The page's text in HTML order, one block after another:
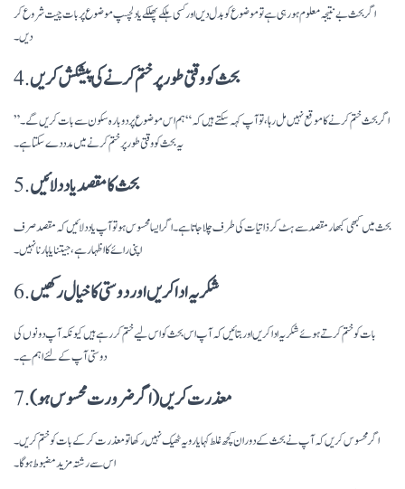
اگر بحث بے نتیجہ معلوم ہو رہی ہے تو موضوع کو بدل دیں اور کسی ہلکے پھلکے یا دلچسپ موضوع پر بات چیت شروع کر
دیں۔
4.بحث کو وقتی طور پر ختم کرنے کی پیشکش کریں
اگر بحث ختم کرنے کا موقع نہیں مل رہا، تو آپ کہہ سکتے ہیں کہ “ہم اس موضوع پر دوبارہ سکون سے بات کریں گے۔”
یہ بحث کو وقتی طور پر ختم کرنے میں مدد دے سکتا ہے۔
5.بحث کا مقصد یاد دلائیں
بحث میں کبھی کبھار مقصد سے ہٹ کر ذاتیات کی طرف چلا جاتا ہے۔ اگر ایسا محسوس ہو تو آپ یاد دلائیں کہ مقصد صرف
اپنی رائے کا اظہار ہے، جیتنا یا ہارنا نہیں۔
6.شکریہ ادا کریں اور دوستی کا خیال رکھیں
بات کو ختم کرتے ہوئے شکریہ ادا کریں اور بتائیں کہ آپ اس بحث کو اس لیے ختم کر رہے ہیں کیونکہ آپ دونوں کی
دوستی آپ کے لئے اہم ہے۔
7.معذرت کریں (اگر ضرورت محسوس ہو)
اگر محسوس کریں کہ آپ نے بحث کے دوران کچھ غلط کہا یا رویہ ٹھیک نہیں رکھا تو معذرت کر کے بات کو ختم کریں۔
اس سے رشتہ مزید مضبوط ہو گا۔